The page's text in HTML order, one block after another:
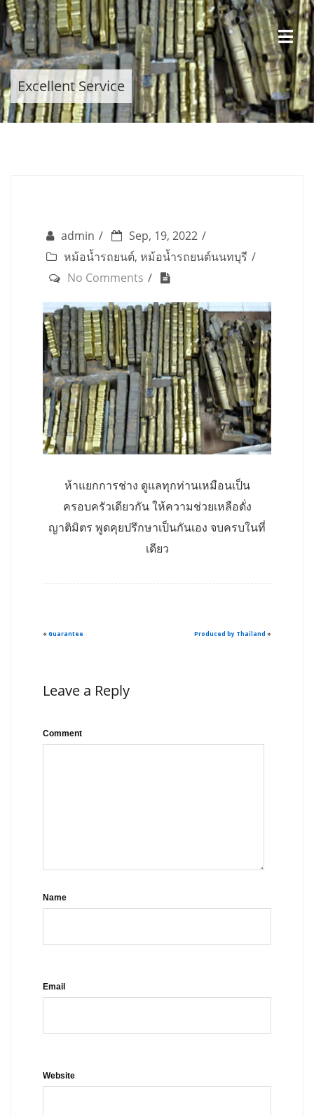
Skip
to
content
Excellent Service
admin
Sep, 19, 2022
หม้อน้ำรถยนต์, หม้อน้ำรถยนต์นนทบุรี
No Comments
ห้าแยกการช่าง ดูแลทุกท่านเหมือนเป็น
ครอบครัวเดียวกัน ให้ความช่วยเหลือดั่ง
ญาติมิตร พูดคุยปรึกษาเป็นกันเอง จบครบในที่
เดียว
« Guarantee Produced by Thailand »
Leave a Reply
Comment
Name
Email
Website